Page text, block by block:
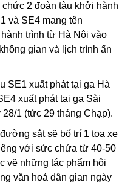
2 đoàn tàu khởi hành
và SE4 mang tên
hành trình từ Hà Nội vào
gian và lịch trình ấn
SE1 xuất phát tại ga Hà
xuất phát tại ga Sài
1 (tức 29 tháng Chạp).
sắt sẽ bố trí 1 toa xe
với sức chứa từ 40-50
vẽ những tác phẩm hội
văn hoá dân gian ngày